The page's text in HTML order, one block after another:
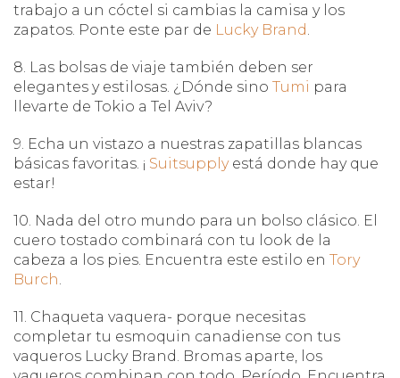
trabajo a un cóctel si cambias la camisa y los
zapatos. Ponte este par de Lucky Brand
8. Las bolsas de viaje también deben ser
elegantes y estilosas. ¿Dónde sino Tumi para
llevarte de Tokio a Tel Aviv?
9. Echa un vistazo a nuestras zapatillas blancas
básicas favoritas. ¡ Suitsupplyestá donde hay que
estar!
10. Nada del otro mundo para un bolso clásico. El
cuero tostado combinará con tu look de la
cabeza a los pies. Encuentra este estilo en Tory
Burch
11. Chaqueta vaquera- porque necesitas
completar tu esmoquin canadiense con tus
vaqueros Lucky Brand. Bromas aparte, los